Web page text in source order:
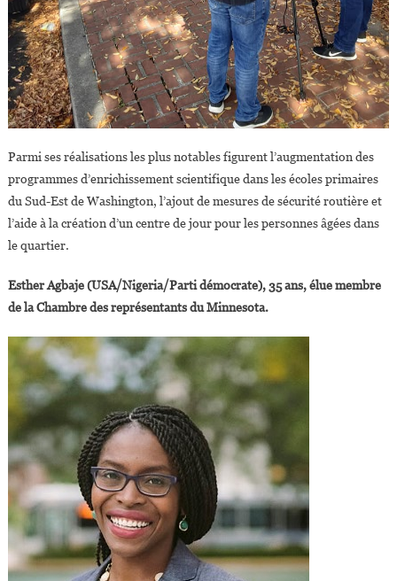
Parmi ses réalisations les plus notables figurent l’augmentation des
programmes d’enrichissement scientifique dans les écoles primaires
du Sud-Est de Washington, l’ajout de mesures de sécurité routière et
l’aide à la création d’un centre de jour pour les personnes âgées dans
le quartier.
Esther Agbaje (USA/Nigeria/Parti démocrate), 35 ans, élue membre
de la Chambre des représentants du Minnesota.